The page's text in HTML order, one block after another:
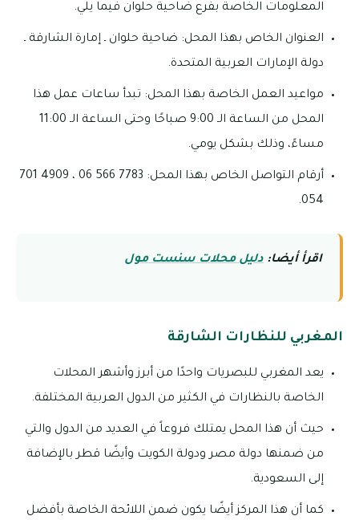
المعلومات الخاصة بفرع ضاحية حلوان فيما يلي.
العنوان الخاص بهذا المحل: ضاحية حلوان ـ إمارة الشارقة ـ
دولة الإمارات العربية المتحدة.
مواعيد العمل الخاصة بهذا المحل: تبدأ ساعات عمل هذا
المحل من الساعة الـ 9:00 صباحًا وحتى الساعة الـ 11:00
مساءً، وذلك بشكل يومي.
أرقام التواصل الخاص بهذا المحل: 7783 566 06 ، 4909 701
054.
اقرأ أيضا: دليل محلات سنست مول
المغربي للنظارات الشارقة
يعد المغربي للبصريات واحدًا من أبرز وأشهر المحلات
الخاصة بالنظارات في الكثير من الدول العربية المختلفة.
حيث أن هذا المحل يمتلك فروعاً في العديد من الدول والتي
من ضمنها دولة مصر ودولة الكويت وأيضًا قطر بالإضافة
إلى السعودية.
كما أن هذا المركز أيضًا يكون ضمن اللائحة الخاصة بأفضل